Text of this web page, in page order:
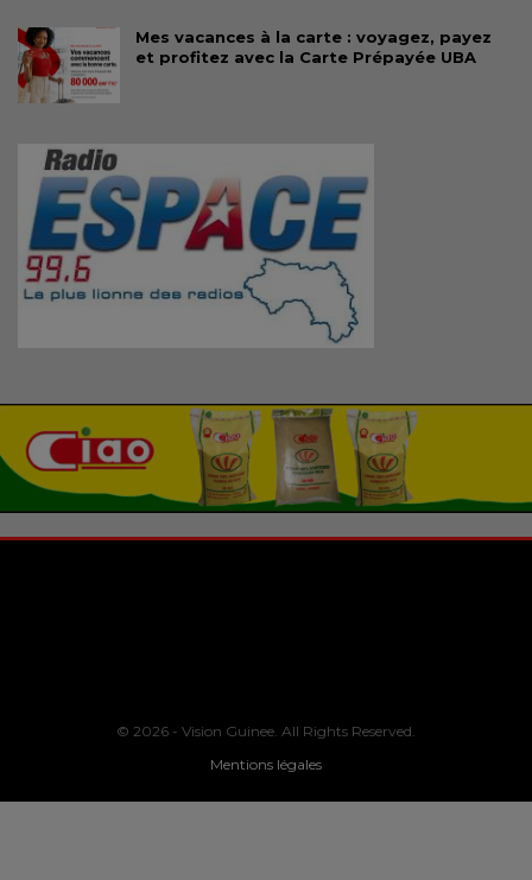
Mes vacances à la carte : voyagez, payez
et profitez avec la Carte Prépayée UBA
© 2026 - Vision Guinee. All Rights Reserved.
Mentions légales